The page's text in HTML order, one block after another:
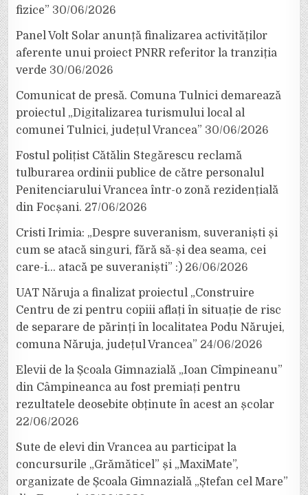
fizice” 30/06/2026
Panel Volt Solar anunță finalizarea activităților
aferente unui proiect PNRR referitor la tranziția
verde 30/06/2026
Comunicat de presă. Comuna Tulnici demarează
proiectul „Digitalizarea turismului local al
comunei Tulnici, județul Vrancea” 30/06/2026
Fostul polițist Cătălin Stegărescu reclamă
tulburarea ordinii publice de către personalul
Penitenciarului Vrancea într-o zonă rezidențială
din Focșani. 27/06/2026
Cristi Irimia: „Despre suveranism, suveraniști și
cum se atacă singuri, fără să-și dea seama, cei
care-i… atacă pe suveraniști” :) 26/06/2026
UAT Năruja a finalizat proiectul „Construire
Centru de zi pentru copiii aflați în situație de risc
de separare de părinți în localitatea Podu Nărujei,
comuna Năruja, județul Vrancea” 24/06/2026
Elevii de la Școala Gimnazială „Ioan Cîmpineanu”
din Câmpineanca au fost premiați pentru
rezultatele deosebite obținute în acest an școlar
22/06/2026
Sute de elevi din Vrancea au participat la
concursurile „Grămăticel” și „MaxiMate”,
organizate de Școala Gimnazială „Ștefan cel Mare”